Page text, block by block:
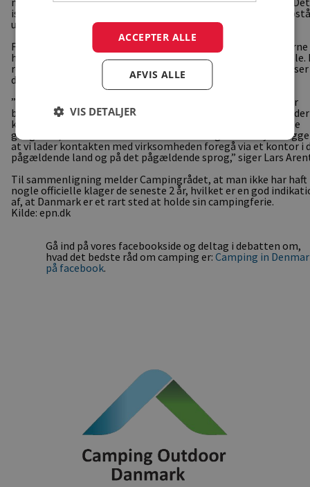
især når kunderne ønsker at sende produkter retur, at der
uenigheder.
Forbruger Europa løser 30-40 pct. af de sager, som forbrugerne
henvender sig om, ved at virksomhederne går med til en aftale.
resten af sagerne henviser Forbruger Europa til
de enkelte lande.
”Vores oplevelse er, at afvisninger af krav om erstatninger er
blevet lidt for automatiserede hos nogle virksomheder. Når der
kommer en organisation som Forbruger Europa, er det nogle
gange det, der skal til for at finde en løsning. Vores styrke
at vi lader kontakten med virksomheden foregå via et kontor i
pågældende land og på det pågældende sprog,” siger Lars
Til sammenligning melder Campingrådet, at man ikke har haft
nogle officielle klager de seneste 2 år, hvilket er en god
af, at Danmark er et rart sted at holde sin campingferie.
Kilde: epn.dk
Gå ind på vores facebookside og deltag i debatten om,
hvad det bedste råd om camping er: Camping in
på facebook.
ACCEPTER ALLE
AFVIS ALLE
VIS DETALJER